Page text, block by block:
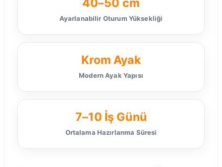
40–50 cm
Ayarlanabilir Oturum Yüksekliği
Krom Ayak
Modern Ayak Yapısı
7–10 İş Günü
Ortalama Hazırlanma Süresi